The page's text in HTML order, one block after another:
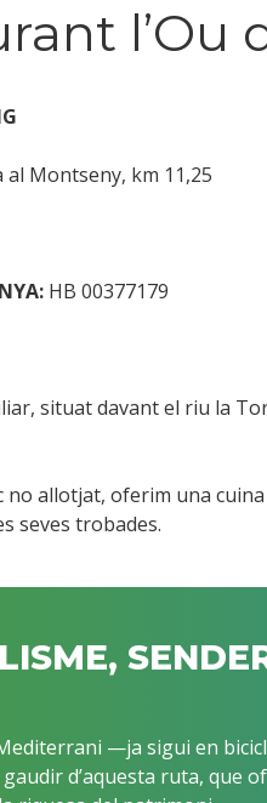
l’Ou
Montseny, km 11,25
HB 00377179
situat davant el riu la
allotjat, oferim una
seves trobades.
—ja sigui en
d’aquesta ruta, que